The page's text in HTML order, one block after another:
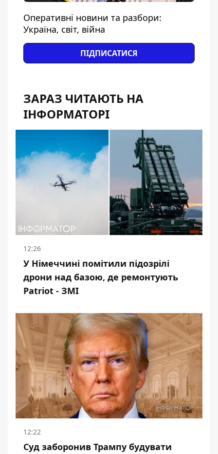
Оперативні новини та разбори:
Україна, світ, війна
ПІДПИСАТИСЯ
ЗАРАЗ ЧИТАЮТЬ НА
ІНФОРМАТОРІ
12:26
У Німеччині помітили підозрілі
дрони над базою, де ремонтують
Patriot - ЗМІ
12:22
Суд заборонив Трампу будувати